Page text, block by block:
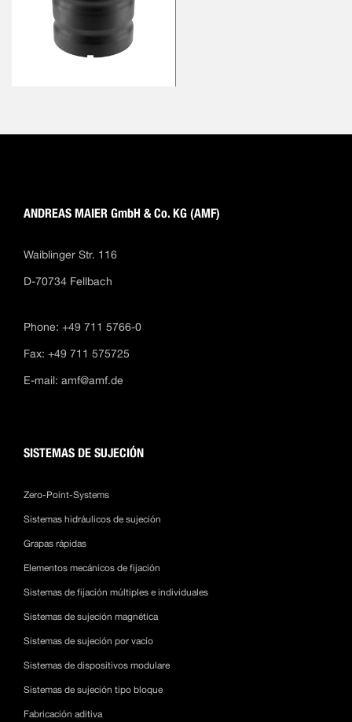
ANDREAS MAIER GmbH & Co. KG (AMF)
Waiblinger Str. 116
D-70734 Fellbach
Phone: +49 711 5766-0
Fax: +49 711 575725
E-mail: amf@amf.de
SISTEMAS DE SUJECIÓN
Zero-Point-Systems
Sistemas hidráulicos de sujeción
Grapas rápidas
Elementos mecánicos de fijación
Sistemas de fijación múltiples e individuales
Sistemas de sujeción magnética
Sistemas de sujeción por vacío
Sistemas de dispositivos modulare
Sistemas de sujeción tipo bloque
Fabricación aditiva